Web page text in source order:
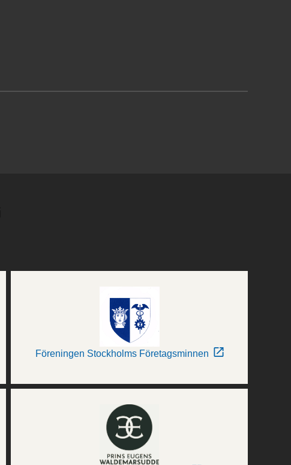
Föreningen Stockholms Företagsminnen